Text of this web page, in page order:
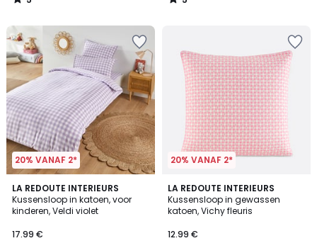
/
/
20% VANAF 2*
LA REDOUTE INTERIEURS
Kussensloop in katoen, voor
kinderen, Veldi violet
17.99 €
5
/
5
20% VANAF 2*
LA REDOUTE INTERIEURS
Kussensloop in gewassen
katoen, Vichy fleuris
12.99 €
5
/
5